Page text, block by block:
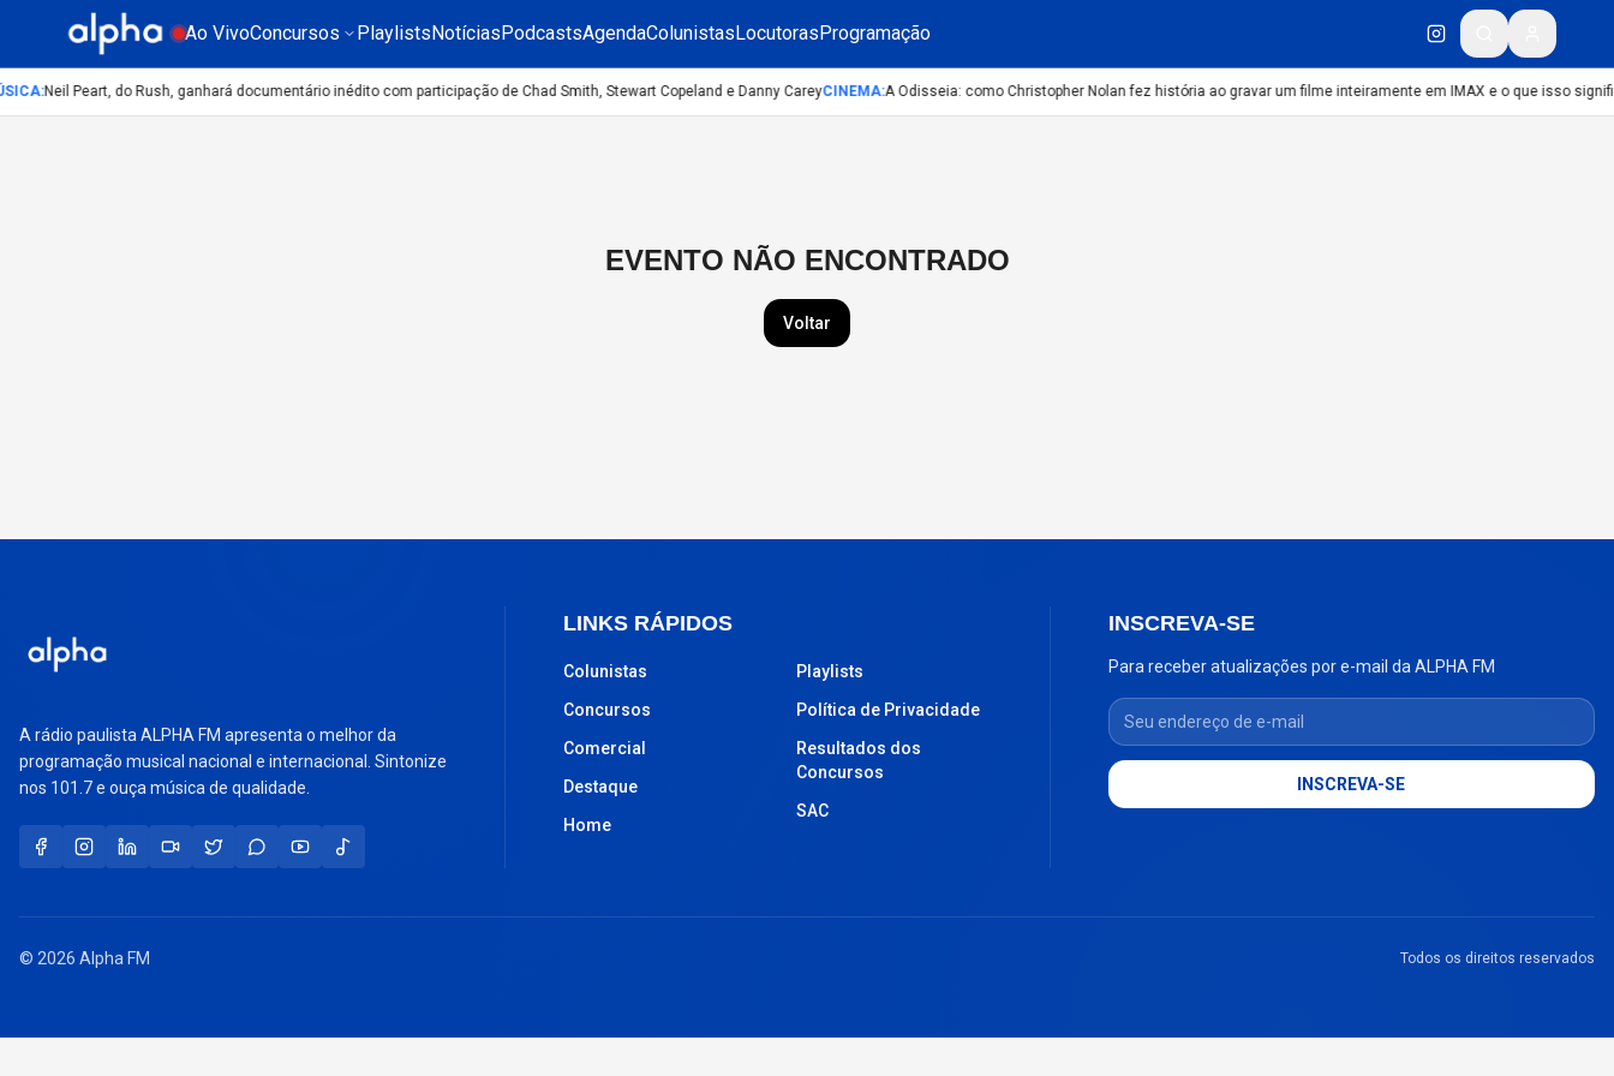
Ao VivoConcursos PlaylistsNotíciasPodcastsAgendaColunistasLocutorasProgramação
:Neil Peart, do Rush, ganhará documentário inédito com participação de Chad Smith, Stewart Copeland e Danny CareyCINEMA:A Odisseia: como Christopher Nolan fez história ao gravar um filme inteiramente em IMAX e o que isso
EVENTO NÃO ENCONTRADO
Voltar
A rádio paulista ALPHA FM apresenta o melhor da
programação musical nacional e internacional. Sintonize
nos 101.7 e ouça música de qualidade.
LINKS RÁPIDOS
Colunistas
Concursos
Comercial
Destaque
Home
Playlists
Política de Privacidade
Resultados dos
Concursos
SAC
INSCREVA-SE
Para receber atualizações por e-mail da ALPHA FM
Seu endereço de e-mail
INSCREVA-SE
© 2026 Alpha FM Todos os direitos reservados